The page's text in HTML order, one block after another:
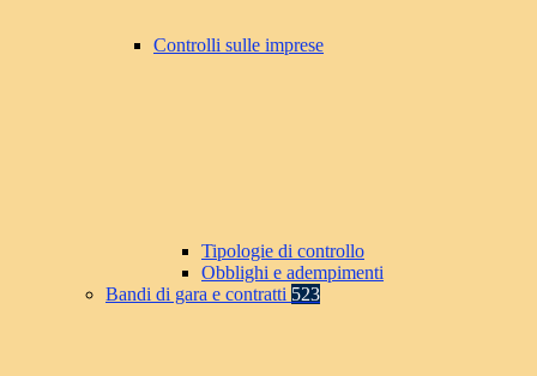
Controlli sulle imprese
Tipologie di controllo
Obblighi e adempimenti
Bandi di gara e contratti 523